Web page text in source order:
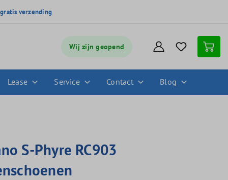
gratis verzending
Wij zijn geopend
Lease Service Contact Blog
S-Phyre RC903